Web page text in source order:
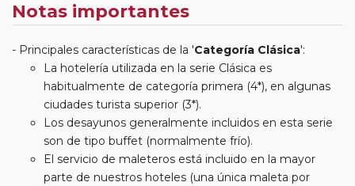
Notas importantes
Principales características de la 'Categoría Clásica':
La hotelería utilizada en la serie Clásica es
habitualmente de categoría primera (4*), en algunas
ciudades turista superior (3*).
Los desayunos generalmente incluidos en esta serie
son de tipo buffet (normalmente frío).
El servicio de maleteros está incluido en la mayor
parte de nuestros hoteles (una única maleta por